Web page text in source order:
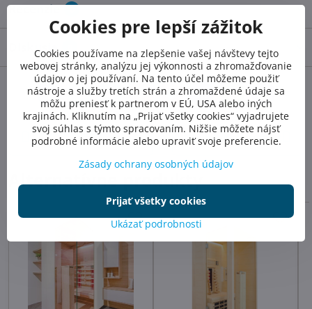
Recenzie 0
Diskusia
FacebookTwitterBlueskyPinterestRedditLinkedInWhatsApp
E-
mail
Predchádzajúci
produkt
Nasledujúci produkt
Alternatívne produkty
Cookies pre lepší zážitok
Cookies používame na zlepšenie vašej návštevy tejto
webovej stránky, analýzu jej výkonnosti a zhromažďovanie
údajov o jej používaní. Na tento účel môžeme použiť
nástroje a služby tretích strán a zhromaždené údaje sa
môžu preniesť k partnerom v EÚ, USA alebo iných
krajinách. Kliknutím na „Prijať všetky cookies“ vyjadrujete
svoj súhlas s týmto spracovaním. Nižšie môžete nájsť
podrobné informácie alebo upraviť svoje preferencie.
Zásady ochrany osobných údajov
Ukázať podrobnosti
Prijať všetky cookies